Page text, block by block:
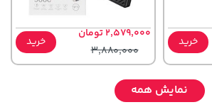
خرید
2,579,000 تومان
3,880,000
خرید
نمایش همه